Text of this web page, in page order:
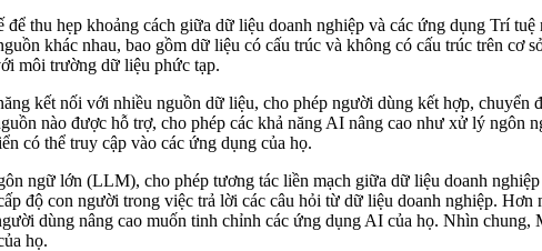
thu hẹp khoảng cách giữa dữ liệu doanh nghiệp và các ứng dụng Trí
khác nhau, bao gồm dữ liệu có cấu trúc và không có cấu trúc trên cơ
môi trường dữ liệu phức tạp.
kết nối với nhiều nguồn dữ liệu, cho phép người dùng kết hợp,
nào được hỗ trợ, cho phép các khả năng AI nâng cao như xử lý
có thể truy cập vào các ứng dụng của họ.
ngữ lớn (LLM), cho phép tương tác liền mạch giữa dữ liệu doanh
độ con người trong việc trả lời các câu hỏi từ dữ liệu doanh nghiệp.
dùng nâng cao muốn tinh chỉnh các ứng dụng AI của họ. Nhìn
họ.